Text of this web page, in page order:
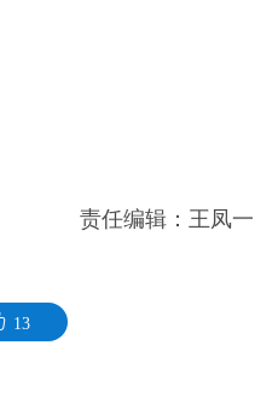
责任编辑：王凤一
13